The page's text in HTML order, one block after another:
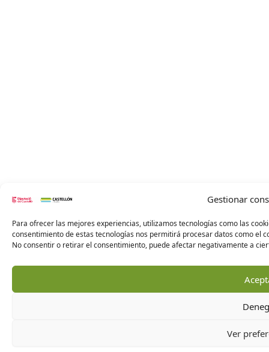
Gestionar
Para ofrecer las mejores experiencias, utilizamos tecnologías como las
consentimiento de estas tecnologías nos permitirá procesar datos como el
No consentir o retirar el consentimiento, puede afectar negativamente a
Ver